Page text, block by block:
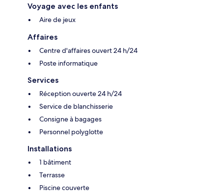
Voyage avec les enfants
Aire de jeux
Affaires
Centre d'affaires ouvert 24 h/24
Poste informatique
Services
Réception ouverte 24 h/24
Service de blanchisserie
Consigne à bagages
Personnel polyglotte
Installations
1 bâtiment
Terrasse
Piscine couverte